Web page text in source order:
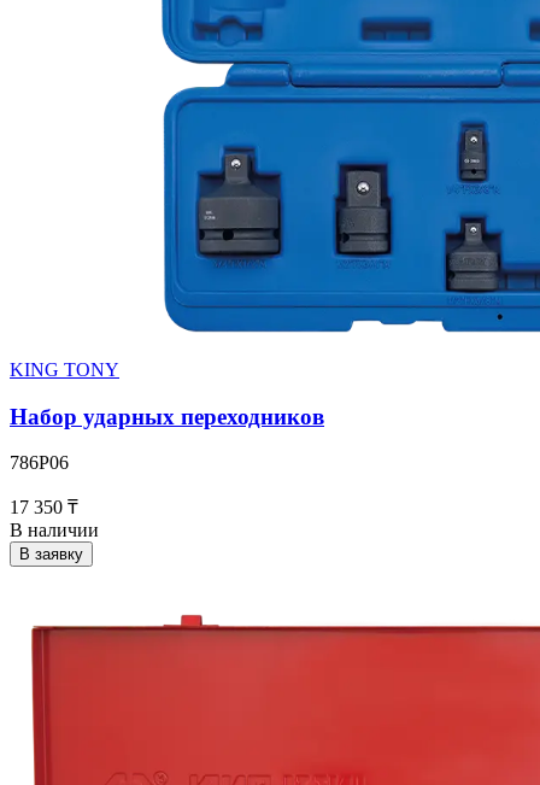
KING TONY
Набор ударных переходников
786P06
17 350 ₸
В наличии
В заявку